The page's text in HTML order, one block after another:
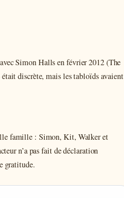
Simon Halls en février 2012 (The
discrète, mais les tabloïds avaient
famille : Simon, Kit, Walker et
n’a pas fait de déclaration
gratitude.